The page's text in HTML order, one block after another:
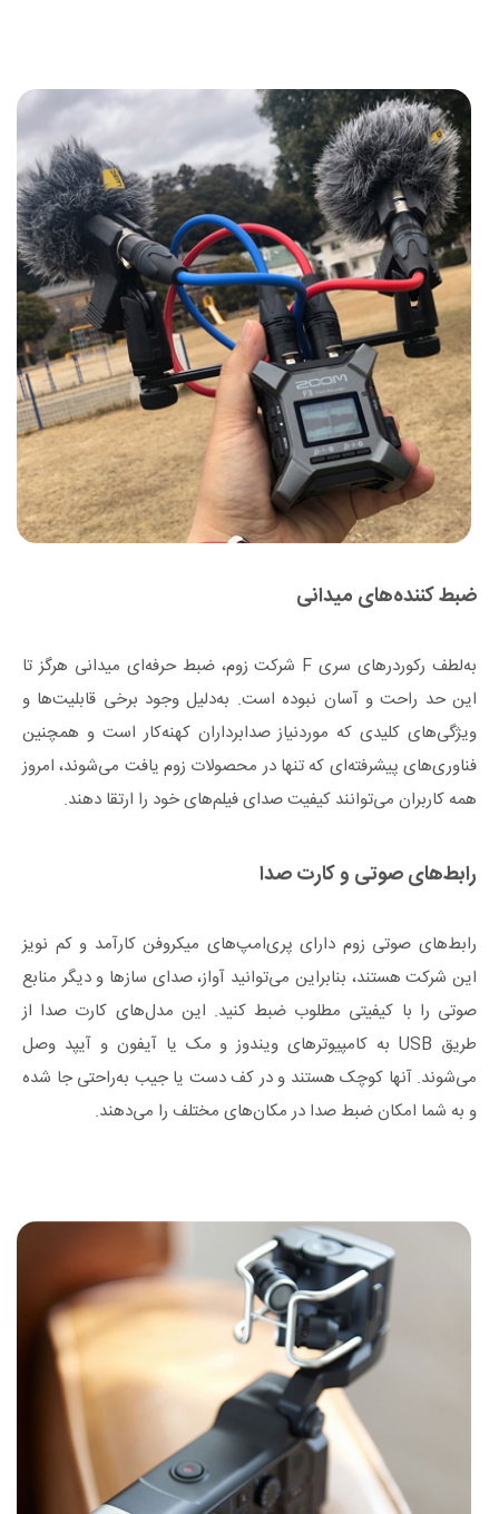
ضبط کننده‌های میدانی
به‌لطف رکوردرهای سری F شرکت زوم، ضبط حرفه‌ای میدانی هرگز تا
این حد راحت و آسان نبوده است. به‌دلیل وجود برخی قابلیت‌ها و
ویژگی‌های کلیدی که موردنیاز صدابرداران کهنه‌کار است و همچنین
فناوری‌های پیشرفته‌ای که تنها در محصولات زوم یافت می‌شوند، امروز
همه کاربران می‌توانند کیفیت صدای فیلم‌های خود را ارتقا دهند.
رابط‌های صوتی و کارت صدا
رابط‌های صوتی زوم دارای پری‌امپ‌های میکروفن کارآمد و کم نویز
این شرکت هستند، بنابراین می‌توانید آواز، صدای سازها و دیگر منابع
صوتی را با کیفیتی مطلوب ضبط کنید. این مدل‌های کارت صدا از
طریق USB به کامپیوترهای ویندوز و مک یا آیفون و آیپد وصل
می‌شوند. آنها کوچک هستند و در کف دست یا جیب به‌راحتی جا شده
و به شما امکان ضبط صدا در مکان‌های مختلف را می‌دهند.